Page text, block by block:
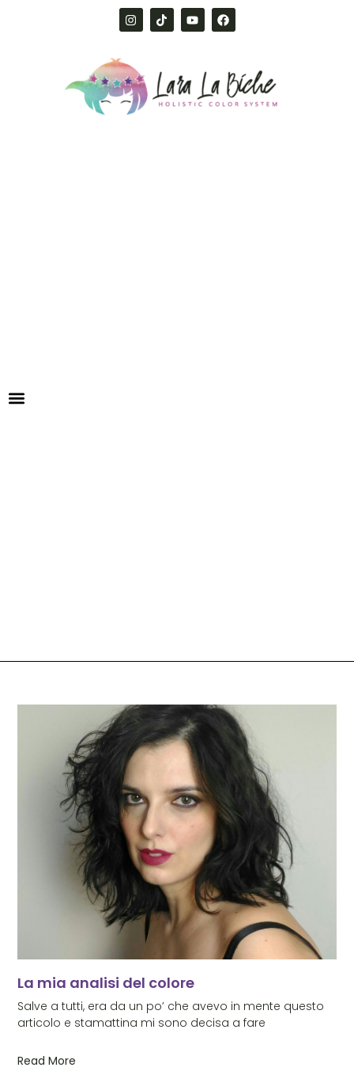
La mia analisi del colore
Salve a tutti, era da un po’ che avevo in mente questo
articolo e stamattina mi sono decisa a fare
Read More